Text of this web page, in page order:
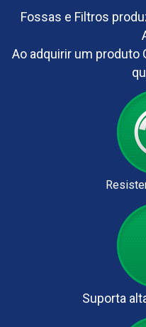
Fossas e Filtros
Ao adquirir um produto
Suporta